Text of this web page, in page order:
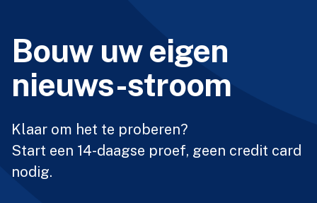
Bouw uw eigen
nieuws-stroom
Klaar om het te proberen?
Start een 14-daagse proef, geen credit card
nodig.